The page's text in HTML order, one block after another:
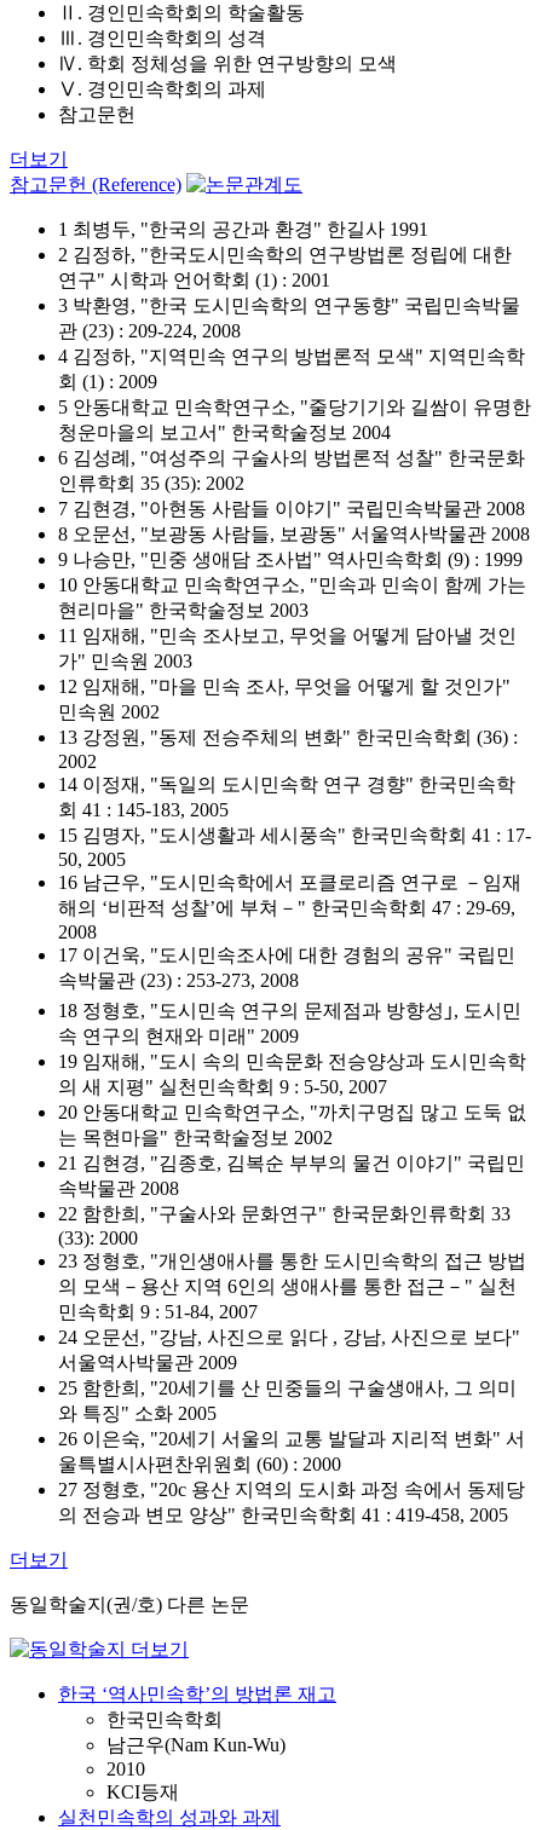
Ⅱ. 경인민속학회의 학술활동
Ⅲ. 경인민속학회의 성격
Ⅳ. 학회 정체성을 위한 연구방향의 모색
Ⅴ. 경인민속학회의 과제
참고문헌
더보기
참고문헌 (Reference)
1 최병두, "한국의 공간과 환경" 한길사 1991
2 김정하, "한국도시민속학의 연구방법론 정립에 대한
연구" 시학과 언어학회 (1) : 2001
3 박환영, "한국 도시민속학의 연구동향" 국립민속박물
관 (23) : 209-224, 2008
4 김정하, "지역민속 연구의 방법론적 모색" 지역민속학
회 (1) : 2009
5 안동대학교 민속학연구소, "줄당기기와 길쌈이 유명한
청운마을의 보고서" 한국학술정보 2004
6 김성례, "여성주의 구술사의 방법론적 성찰" 한국문화
인류학회 35 (35): 2002
7 김현경, "아현동 사람들 이야기" 국립민속박물관 2008
8 오문선, "보광동 사람들, 보광동" 서울역사박물관 2008
9 나승만, "민중 생애담 조사법" 역사민속학회 (9) : 1999
10 안동대학교 민속학연구소, "민속과 민속이 함께 가는
현리마을" 한국학술정보 2003
11 임재해, "민속 조사보고, 무엇을 어떻게 담아낼 것인
가" 민속원 2003
12 임재해, "마을 민속 조사, 무엇을 어떻게 할 것인가"
민속원 2002
13 강정원, "동제 전승주체의 변화" 한국민속학회 (36) :
2002
14 이정재, "독일의 도시민속학 연구 경향" 한국민속학
회 41 : 145-183, 2005
15 김명자, "도시생활과 세시풍속" 한국민속학회 41 : 17-
50, 2005
16 남근우, "도시민속학에서 포클로리즘 연구로 －임재
해의 ‘비판적 성찰’에 부쳐－" 한국민속학회 47 : 29-69,
2008
17 이건욱, "도시민속조사에 대한 경험의 공유" 국립민
속박물관 (23) : 253-273, 2008
18 정형호, "도시민속 연구의 문제점과 방향성｣, 도시민
속 연구의 현재와 미래" 2009
19 임재해, "도시 속의 민속문화 전승양상과 도시민속학
의 새 지평" 실천민속학회 9 : 5-50, 2007
20 안동대학교 민속학연구소, "까치구멍집 많고 도둑 없
는 목현마을" 한국학술정보 2002
21 김현경, "김종호, 김복순 부부의 물건 이야기" 국립민
속박물관 2008
22 함한희, "구술사와 문화연구" 한국문화인류학회 33
(33): 2000
23 정형호, "개인생애사를 통한 도시민속학의 접근 방법
의 모색－용산 지역 6인의 생애사를 통한 접근－" 실천
민속학회 9 : 51-84, 2007
24 오문선, "강남, 사진으로 읽다 , 강남, 사진으로 보다"
서울역사박물관 2009
25 함한희, "20세기를 산 민중들의 구술생애사, 그 의미
와 특징" 소화 2005
26 이은숙, "20세기 서울의 교통 발달과 지리적 변화" 서
울특별시사편찬위원회 (60) : 2000
27 정형호, "20c 용산 지역의 도시화 과정 속에서 동제당
의 전승과 변모 양상" 한국민속학회 41 : 419-458, 2005
더보기
동일학술지(권/호) 다른 논문
한국 ‘역사민속학’의 방법론 재고
한국민속학회
남근우(Nam Kun-Wu)
2010
KCI등재
실천민속학의 성과와 과제